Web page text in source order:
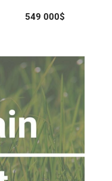
549 000$